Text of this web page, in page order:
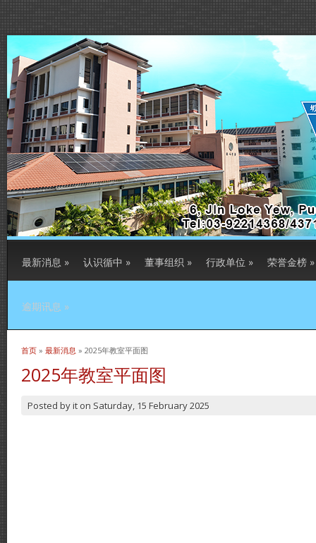
最新消息 » 认识循中 » 董事组织 » 行政单位 » 荣誉金榜 »
逾期讯息 »
当前位置
首页 » 最新消息 » 2025年教室平面图
2025年教室平面图
Posted byit on Saturday, 15 February 2025